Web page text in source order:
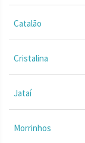
Catalão
Cristalina
Jataí
Morrinhos